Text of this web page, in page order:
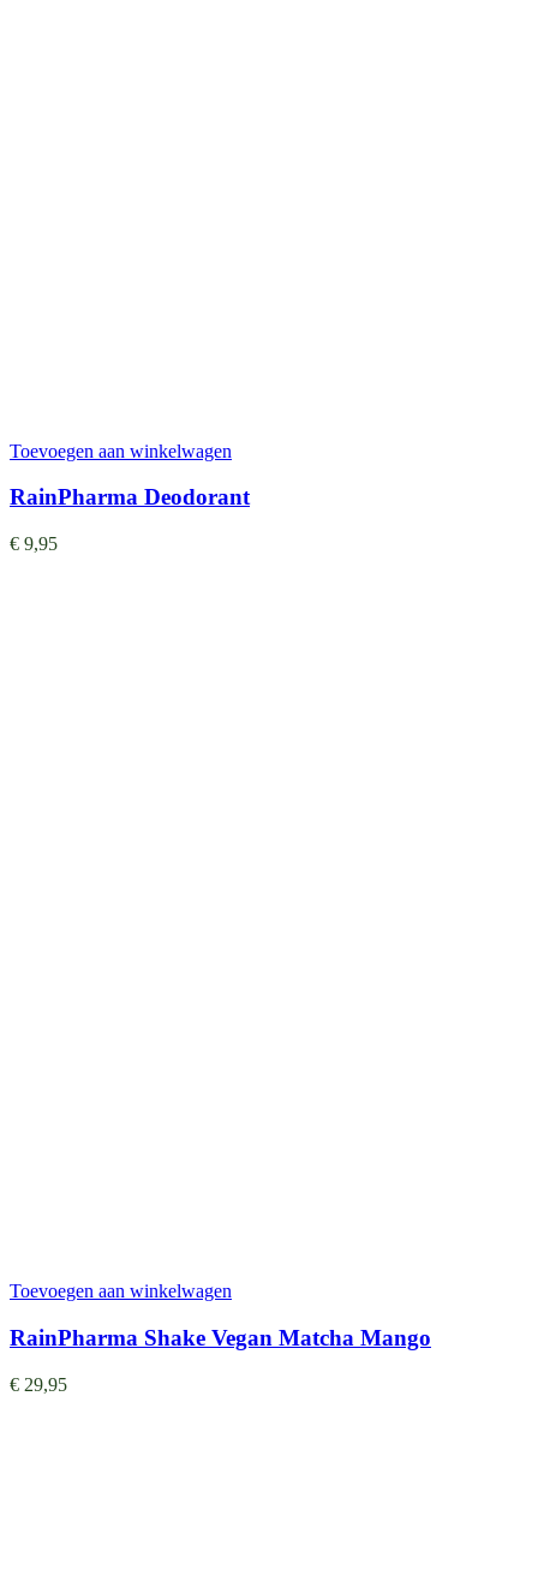
Toevoegen aan winkelwagen
RainPharma Deodorant
€ 9,95
Toevoegen aan winkelwagen
RainPharma Shake Vegan Matcha Mango
€ 29,95